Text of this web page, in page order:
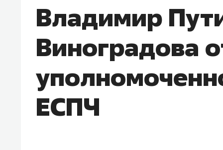
Владимир
Виноградова
ЕСПЧ
правил, бизнес может
потерять минимум
Как бизнесу выйти на зарубежные
чем интересен Оман?